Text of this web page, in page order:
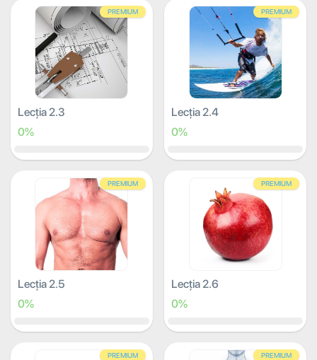
PREMIUM
Lecția 2.3
0%
PREMIUM
Lecția 2.4
0%
PREMIUM
Lecția 2.5
0%
PREMIUM
Lecția 2.6
0%
PREMIUM PREMIUM